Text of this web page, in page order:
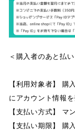
＜購入者のあと払
【利用対象者】 購
にアカウント情報
【支払い方式】 マ
【支払い期限】 購